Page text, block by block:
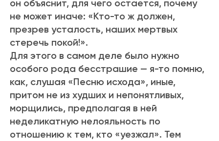
он объяснит, для чего остается, почему
не может иначе: «Кто-то ж должен,
презрев усталость, наших мертвых
стеречь покой!».
Для этого в самом деле было нужно
особого рода бесстрашие — я-то помню,
как, слушая «Песню исхода», иные,
притом не из худших и непонятливых,
морщились, предполагая в ней
неделикатную нелояльность по
отношению к тем, кто «уезжал». Тем